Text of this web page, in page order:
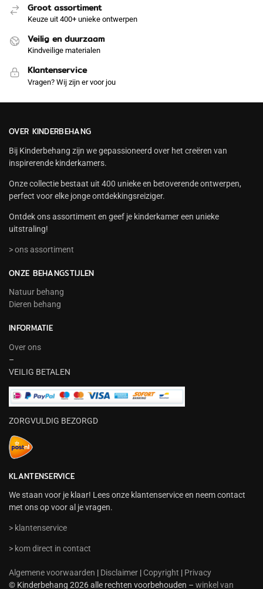
Groot assortiment
Keuze uit 400+ unieke ontwerpen
Veilig en duurzaam
Kindveilige materialen
Klantenservice
Vragen? Wij zijn er voor jou
OVER KINDERBEHANG
Bij Kinderbehang zijn we gepassioneerd over het creëren van
inspirerende kinderkamers.
Onze collectie bestaat uit 400 unieke en betoverende ontwerpen,
perfect voor elke jonge ontdekkingsreiziger.
Ontdek ons assortiment en geef je kinderkamer een unieke
uitstraling!
> ons assortiment
ONZE BEHANGSTIJLEN
Natuur behang
Dieren behang
INFORMATIE
Over ons
–
VEILIG BETALEN
ZORGVULDIG BEZORGD
KLANTENSERVICE
We staan voor je klaar! Lees onze klantenservice en neem contact
met ons op voor al je vragen.
> klantenservice
> kom direct in contact
Algemene voorwaarden | Disclaimer | Copyright | Privacy
© Kinderbehang 2026 alle rechten voorbehouden – winkel van